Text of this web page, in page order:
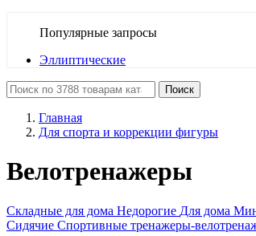
Популярные запросы
Эллиптические
Поиск
Главная
Для спорта и коррекции фигуры
Велотренажеры
Складные для дома Недорогие Для дома
Сидячие Спортивные тренажеры-